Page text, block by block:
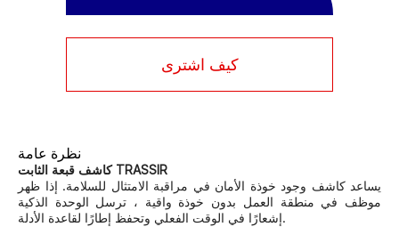
كيف اشترى
نظرة عامة
كاشف قبعة الثابت TRASSIR
يساعد كاشف وجود خوذة الأمان في مراقبة الامتثال للسلامة. إذا ظهر
موظف في منطقة العمل بدون خوذة واقية ، ترسل الوحدة الذكية
إشعارًا في الوقت الفعلي وتحفظ إطارًا لقاعدة الأدلة.